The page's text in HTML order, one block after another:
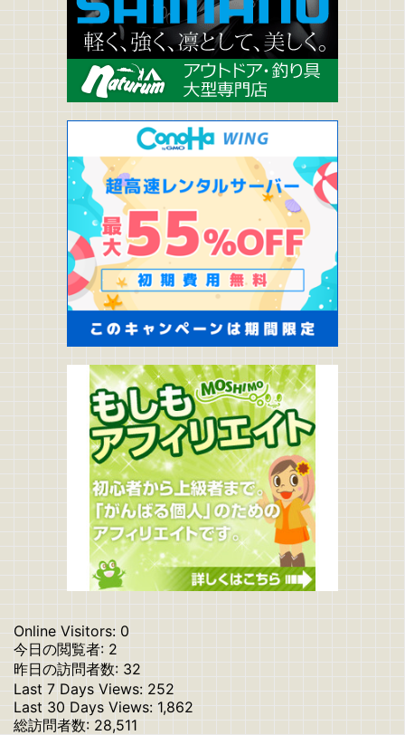
Online Visitors: 0
今日の閲覧者: 2
昨日の訪問者数: 32
Last 7 Days Views: 252
Last 30 Days Views: 1,862
総訪問者数: 28,511